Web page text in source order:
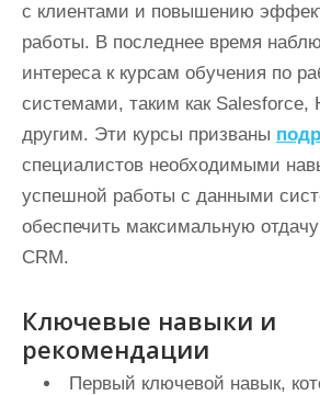
с клиентами и повышению
работы. В последнее время
интереса к курсам обучения по
системами, таким как Salesforce,
другим. Эти курсы призваны
специалистов необходимыми
успешной работы с данными
обеспечить максимальную
CRM.
Ключевые навыки и
рекомендации
Первый ключевой навык,